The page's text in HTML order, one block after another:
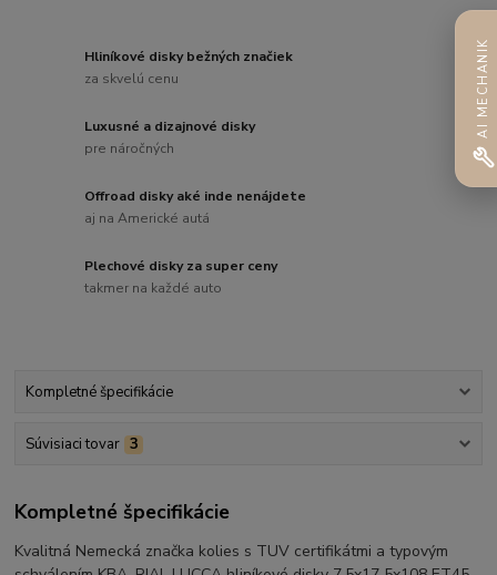
Hliníkové disky bežných značiek
za skvelú cenu
Luxusné a dizajnové disky
pre náročných
Offroad disky aké inde nenájdete
aj na Americké autá
Plechové disky za super ceny
takmer na každé auto
Kompletné špecifikácie
Súvisiaci tovar 3
Kompletné špecifikácie
Kvalitná Nemecká značka kolies s TUV certifikátmi a typovým
AI MECHANIK